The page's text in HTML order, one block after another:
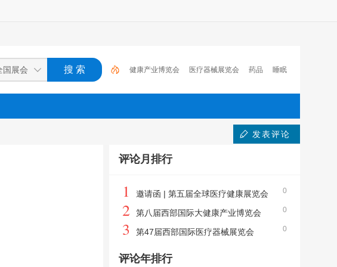
健康产业博览会 医疗器械展览会 药品 睡眠
医药 肿瘤 药店 医疗器械博览会 2023 全
国药品交易会
发表评论
评论月排行
0
1 邀请函 | 第五届全球医疗健康展览会
0
2 第八届西部国际大健康产业博览会
0
3 第47届西部国际医疗器械展览会
评论年排行